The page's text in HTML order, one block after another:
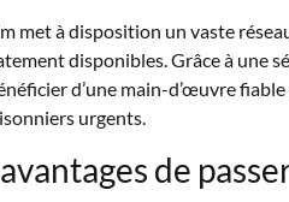
met à disposition un vaste
disponibles. Grâce à une
d’une main-d’œuvre
urgents.
avantages de